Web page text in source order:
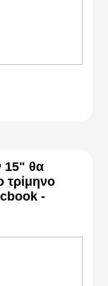
15" θα
τρίμηνο
-